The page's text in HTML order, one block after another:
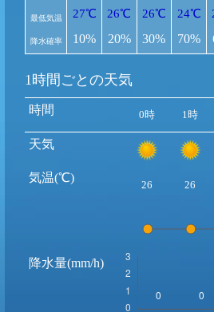
最低気温
降水確率
27℃
10%
26℃
20%
26℃
30%
24℃
70%
1時間ごとの天気
時間
天気
気温(℃)
降水量(mm/h)
0時 1時
26 26